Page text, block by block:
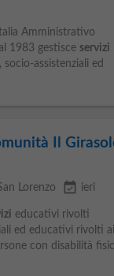
Amministrativo
1983 gestisce servizi
socio-assistenziali ed
Il
Lorenzo event_available ieri
educativi rivolti
ed educativi rivolti ai
con disabilità